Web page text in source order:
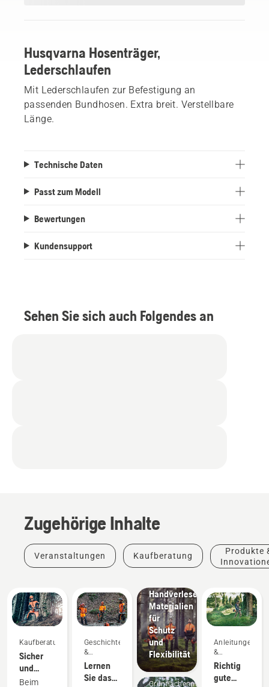
Husqvarna Hosenträger,
Lederschlaufen
Mit Lederschlaufen zur Befestigung an
passenden Bundhosen. Extra breit. Verstellbare
Länge.
Technische Daten
Passt zum Modell
Bewertungen
Kundensupport
Sehen Sie sich auch Folgendes an
Zugehörige Inhalte
Veranstaltungen Kaufberatung
Produkte
Kaufberatung
Sicher
und
warm –
Beim
Geschichten
&
Inspiration
Lernen
Sie das
&
Innovationen
Husqvarna-
Handverlesene
Materialien
für
Schutz
und
Flexibilität
Grünflächenpflege
Anleitungen
&
Leitfäden
Richtig
gute